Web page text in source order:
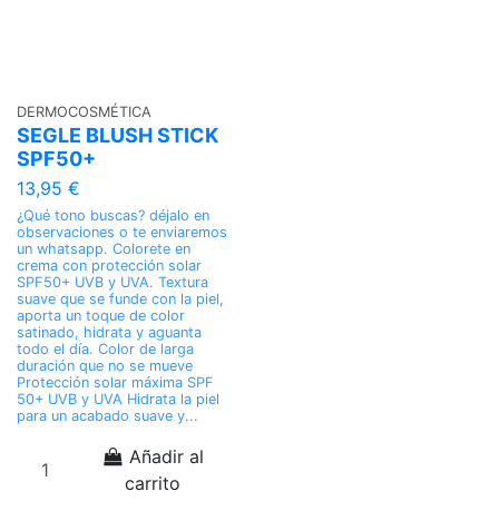
DERMOCOSMÉTICA
SEGLE BLUSH STICK
SPF50+
13,95 €
¿Qué tono buscas? déjalo en
observaciones o te enviaremos
un whatsapp. Colorete en
crema con protección solar
SPF50+ UVB y UVA. Textura
suave que se funde con la piel,
aporta un toque de color
satinado, hidrata y aguanta
todo el día. Color de larga
duración que no se mueve
Protección solar máxima SPF
50+ UVB y UVA Hidrata la piel
para un acabado suave y...
Añadir al
carrito